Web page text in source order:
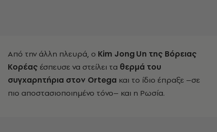
Από την άλλη πλευρά, ο Kim JongUn της Βόρειας
Κορέας έσπευσε να στείλει τα θερμά του
συγχαρητήρια στον Ortega και το ίδιο έπραξε –σε
πιο αποστασιοποιημένο τόνο– και η Ρωσία.